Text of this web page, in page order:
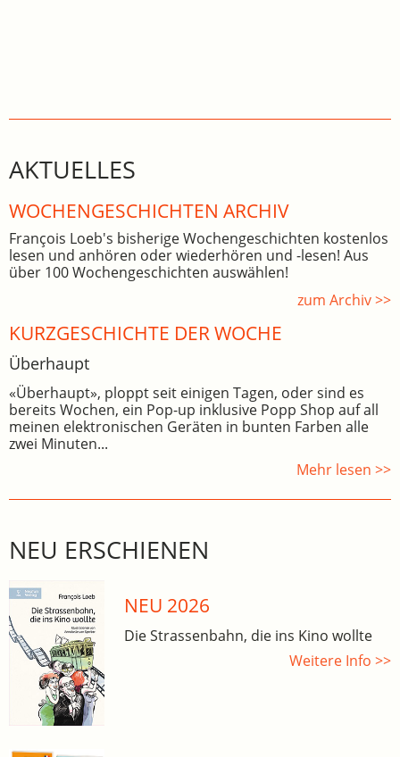
AKTUELLES
WOCHEN­GE­SCHICHTEN ARCHIV
François Loeb's bisherige Wochengeschichten kostenlos
lesen und anhören oder wiederhören und -lesen! Aus
über 100 Wochengeschichten auswählen!
zum Archiv >>
KURZGESCHICHTE DER WOCHE
Überhaupt
«Überhaupt», ploppt seit einigen Tagen, oder sind es
bereits Wochen, ein Pop-up inklusive Popp Shop auf all
meinen elektronischen Geräten in bunten Farben alle
zwei Minuten...
Mehr lesen >>
NEU ERSCHIENEN
NEU 2026
Die Strassenbahn, die ins Kino wollte
Weitere Info >>